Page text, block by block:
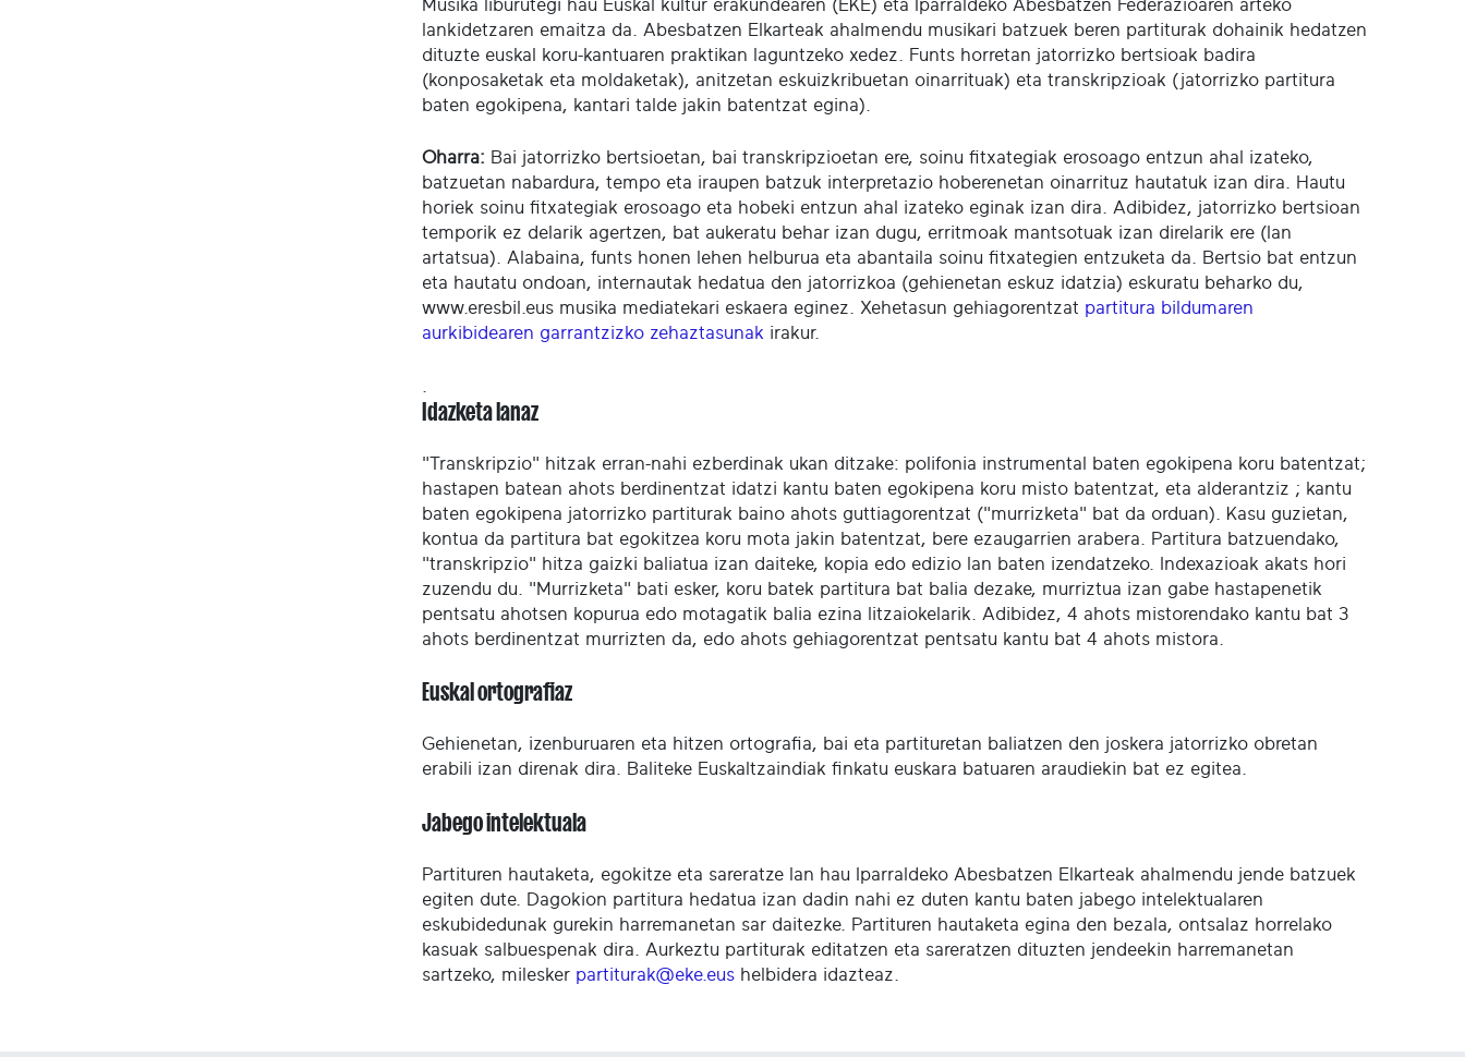
Musika liburutegi hau Euskal kultur erakundearen (EKE) eta Iparraldeko Abesbatzen Federazioaren arteko
lankidetzaren emaitza da. Abesbatzen Elkarteak ahalmendu musikari batzuek beren partiturak dohainik hedatzen
dituzte euskal koru-kantuaren praktikan laguntzeko xedez. Funts horretan jatorrizko bertsioak badira
(konposaketak eta moldaketak), anitzetan eskuizkribuetan oinarrituak) eta transkripzioak (jatorrizko partitura
baten egokipena, kantari talde jakin batentzat egina).
Oharra: Bai jatorrizko bertsioetan, bai transkripzioetan ere, soinu fitxategiak erosoago entzun ahal izateko,
batzuetan nabardura, tempo eta iraupen batzuk interpretazio hoberenetan oinarrituz hautatuk izan dira. Hautu
horiek soinu fitxategiak erosoago eta hobeki entzun ahal izateko eginak izan dira. Adibidez, jatorrizko bertsioan
temporik ez delarik agertzen, bat aukeratu behar izan dugu, erritmoak mantsotuak izan direlarik ere (lan
artatsua). Alabaina, funts honen lehen helburua eta abantaila soinu fitxategien entzuketa da. Bertsio bat entzun
eta hautatu ondoan, internautak hedatua den jatorrizkoa (gehienetan eskuz idatzia) eskuratu beharko du,
www.eresbil.eus musika mediatekari eskaera eginez. Xehetasun gehiagorentzat partitura bildumaren
aurkibidearen garrantzizko zehaztasunak irakur.
Idazketa lanaz
"Transkripzio" hitzak erran-nahi ezberdinak ukan ditzake: polifonia instrumental baten egokipena koru batentzat;
hastapen batean ahots berdinentzat idatzi kantu baten egokipena koru misto batentzat, eta alderantziz ; kantu
baten egokipena jatorrizko partiturak baino ahots guttiagorentzat ("murrizketa" bat da orduan). Kasu guzietan,
kontua da partitura bat egokitzea koru mota jakin batentzat, bere ezaugarrien arabera. Partitura batzuendako,
"transkripzio" hitza gaizki baliatua izan daiteke, kopia edo edizio lan baten izendatzeko. Indexazioak akats hori
zuzendu du. "Murrizketa" bati esker, koru batek partitura bat balia dezake, murriztua izan gabe hastapenetik
pentsatu ahotsen kopurua edo motagatik balia ezina litzaiokelarik. Adibidez, 4 ahots mistorendako kantu bat 3
ahots berdinentzat murrizten da, edo ahots gehiagorentzat pentsatu kantu bat 4 ahots mistora.
Euskal ortografiaz
Gehienetan, izenburuaren eta hitzen ortografia, bai eta partituretan baliatzen den joskera jatorrizko obretan
erabili izan direnak dira. Baliteke Euskaltzaindiak finkatu euskara batuaren araudiekin bat ez egitea.
Jabego intelektuala
Partituren hautaketa, egokitze eta sareratze lan hau Iparraldeko Abesbatzen Elkarteak ahalmendu jende batzuek
egiten dute. Dagokion partitura hedatua izan dadin nahi ez duten kantu baten jabego intelektualaren
eskubidedunak gurekin harremanetan sar daitezke. Partituren hautaketa egina den bezala, ontsalaz horrelako
kasuak salbuespenak dira. Aurkeztu partiturak editatzen eta sareratzen dituzten jendeekin harremanetan
sartzeko, milesker partiturak@eke.eus helbidera idazteaz.